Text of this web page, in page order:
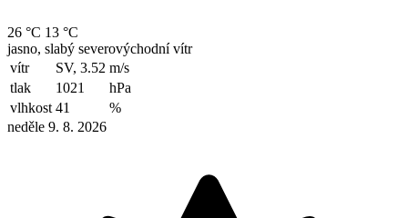
26 °C 13 °C
jasno, slabý severovýchodní vítr
vítr
SV, 3.52 m/s
tlak
1021
hPa
vlhkost 41
%
neděle 9. 8. 2026